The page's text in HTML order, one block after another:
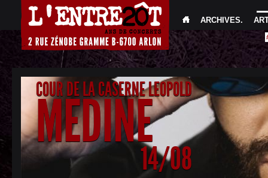
ARCHIVES.
COUR DE LA CASERNE LEOPOLD
MEDINE
14/08